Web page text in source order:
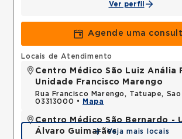
Ver perfil
Agende uma
Locais de Atendimento
Centro Médico São Luiz Anália
Unidade Francisco Marengo
Rua Francisco Marengo, Tatuape, Sao
03313000 •
Mapa
Centro Médico São Bernardo -
Álvaro GuimarãesVeja mais locais